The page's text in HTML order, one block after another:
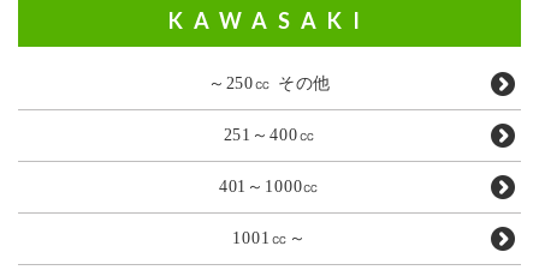
KAWASAKI
～250㏄ その他
251～400㏄
401～1000㏄
1001㏄～